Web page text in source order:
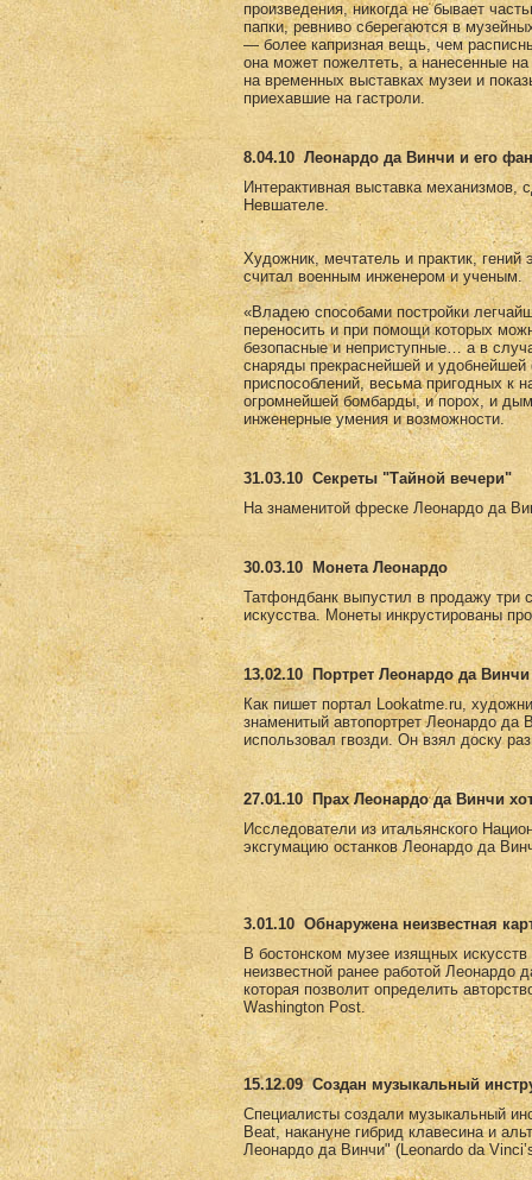
произведения, никогда не бывает
папки, ревниво сберегаются в
— более капризная вещь, чем
она может пожелтеть, а нанесенные
на временных выставках музеи и
приехавшие на гастроли.
8.04.10 Леонардо да Винчи и его
Интерактивная выставка механизмов,
Невшателе.
Художник, мечтатель и практик,
считал военным инженером и ученым.
«Владею способами постройки
переносить и при помощи которых
безопасные и неприступные… а в
снаряды прекраснейшей и
приспособлений, весьма пригодных к
огромнейшей бомбарды, и порох, и
инженерные умения и возможности.
31.03.10 Секреты "Тайной вечери"
На знаменитой фреске Леонардо да
30.03.10
Монета Леонардо
Татфондбанк выпустил в продажу три
искусства. Монеты инкрустированы
13.02.10
Портрет Леонардо да Винчи
Как пишет портал Lookatme.ru,
знаменитый автопортрет Леонардо да
использовал гвозди. Он взял доску
27.01.10
Прах Леонардо да Винчи
Исследователи из итальянского
эксгумацию останков Леонардо да
3.01.10 Обнаружена неизвестная
В бостонском музее изящных
неизвестной ранее работой Леонардо
которая позволит определить
Washington Post.
15.12.09 Создан музыкальный
Специалисты создали музыкальный
Beat, накануне гибрид клавесина и
Леонардо да Винчи" (Leonardo da